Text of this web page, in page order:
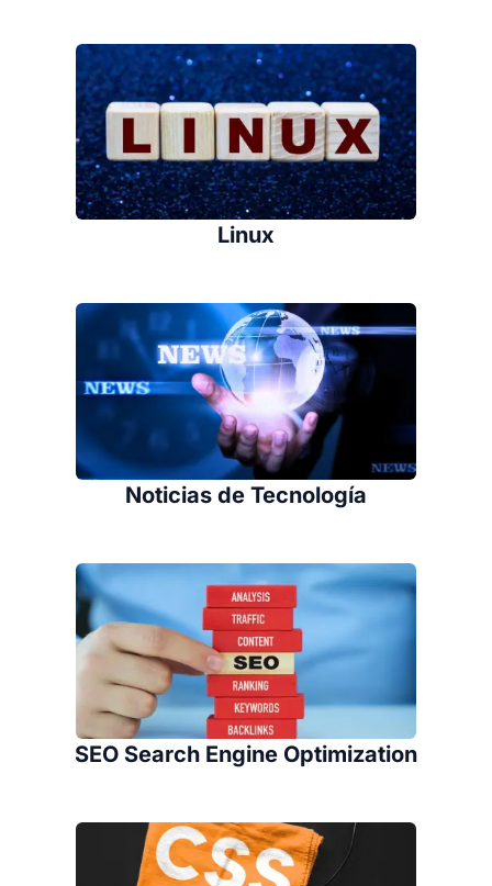
Linux
Noticias de Tecnología
SEO Search Engine Optimization